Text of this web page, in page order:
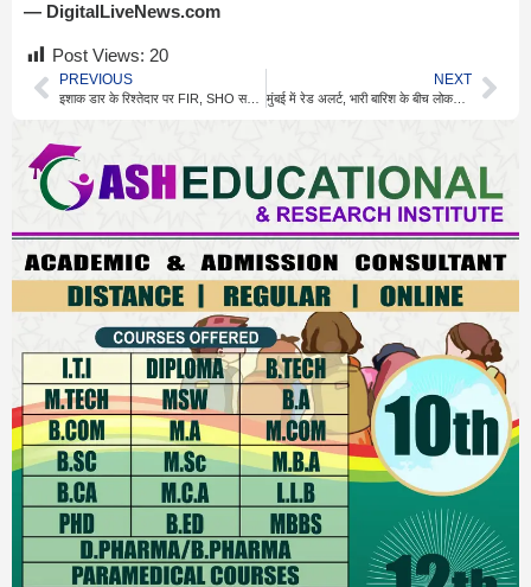
— DigitalLiveNews.com
Post Views: 20
PREVIOUS
इशाक डार के रिश्तेदार पर FIR, SHO सस्पेंड, पाकिस्तान में बवाल
NEXT
मुंबई में रेड अलर्ट, भारी बारिश के बीच लोकल ट्रेनें सामान्य